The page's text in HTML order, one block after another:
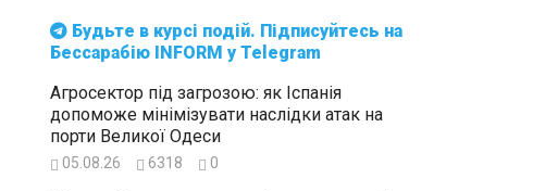
Бессарабію INFORM у Telegram
Агросектор під загрозою: як Іспанія
допоможе мінімізувати наслідки атак на
порти Великої Одеси
05.08.26 6318 0